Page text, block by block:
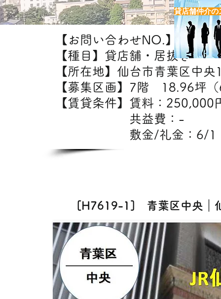
【お問い合わせNO.】
【種目】貸店舗・居抜き
【所在地】仙台市青葉区中央
【募集区画】7階 18.96坪
【賃貸条件】賃料：
共益費：-
敷金/礼金：6/1
[H7619-1] 青葉区中央｜
貸店舗仲介の